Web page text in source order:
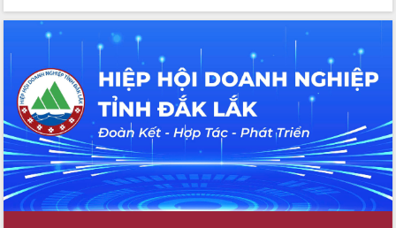
Tập huấn ứng dụng trí tuệ nhân tạo (AI)
trong thương mại điện tử năm 2026
Đoàn đại biểu Quốc hội tỉnh Đắk Lắk
trao đổi thông tin trước Kỳ họp thứ
nhất, Quốc hội khóa XVI
Quyết liệt cải cách hành chính, khơi
thông nguồn lực phát triển
Nâng cao hiệu lực, hiệu quả HĐND
tỉnh thông qua hiện đại hóa hành chính
Xã Ea Phê gắn cải cách hành chính với
chuyển đổi số